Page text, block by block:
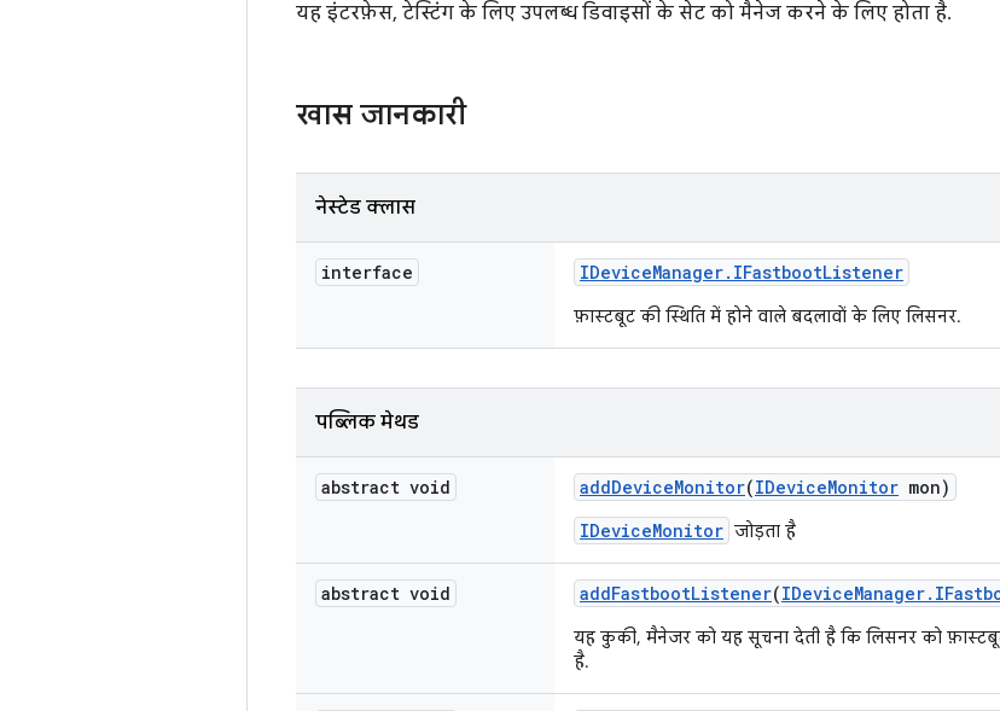
यह इंटरफ़ेस, टेस्टिंग के लिए उपलब्ध डिवाइसों के सेट को मैनेज करने के लिए होता है.
खास जानकारी
नेस्टेड क्लास
interface IDeviceManager. IFastbootListener
फ़ास्टबूट की स्थिति में होने वाले बदलावों के लिए लिसनर.
पब्लिक मेथड
abstract void addDeviceMonitor(IDeviceMonitor mon)
IDeviceMonitor जोड़ता है
abstract void addFastbootListener(IDeviceManager.
यह कुकी, मैनेजर को यह सूचना देती है कि लिसनर को
है.